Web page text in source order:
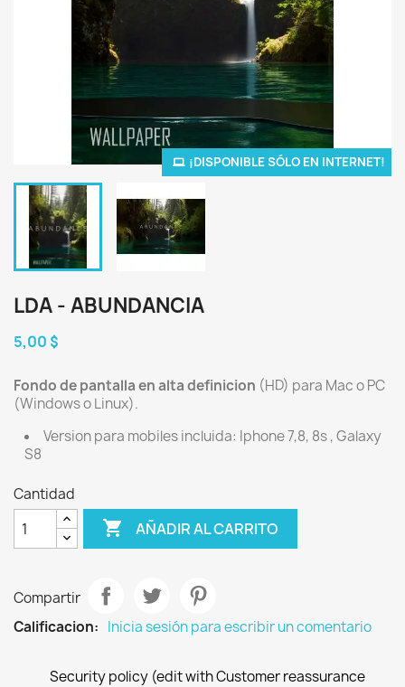
¡DISPONIBLE SÓLO EN INTERNET!
LDA - ABUNDANCIA
5,00 $
Fondo de pantalla en alta definicion (HD) para Mac o PC
(Windows o Linux).
Version para mobiles incluida: Iphone 7,8, 8s , Galaxy
S8
Cantidad
 AÑADIR AL CARRITO
Compartir
Calificacion: Inicia sesión para escribir un comentario
Security policy (edit with Customer reassurance